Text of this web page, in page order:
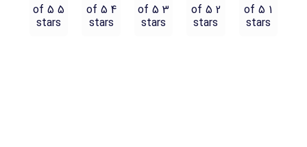
1 of 5
stars
2 of 5
stars
3 of 5
stars
4 of 5
stars
5 of 5
stars